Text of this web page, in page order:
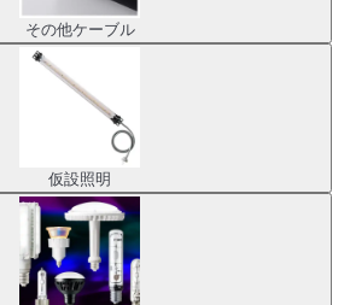
その他ケーブル
仮設照明